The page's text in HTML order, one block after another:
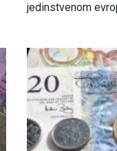
jedinstvenom